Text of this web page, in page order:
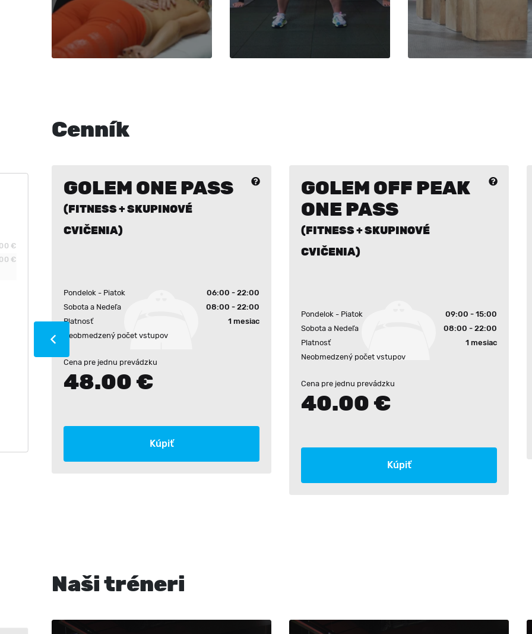
Cenník
€
€
GOLEM ONE PASS
(FITNESS + SKUPINOVÉ
CVIČENIA)
Pondelok - Piatok
06:00 - 22:00
Sobota a Nedeľa
08:00 - 22:00
Platnosť
1 mesiac
Neobmedzený počet vstupov
Cena pre jednu prevádzku
48.00 €
Kúpiť
GOLEM OFF PEAK
ONE PASS
(FITNESS + SKUPINOVÉ
CVIČENIA)
Pondelok - Piatok
09:00 - 15:00
Sobota a Nedeľa
08:00 - 22:00
Platnosť
1 mesiac
Neobmedzený počet vstupov
Cena pre jednu prevádzku
40.00 €
Kúpiť
Naši tréneri